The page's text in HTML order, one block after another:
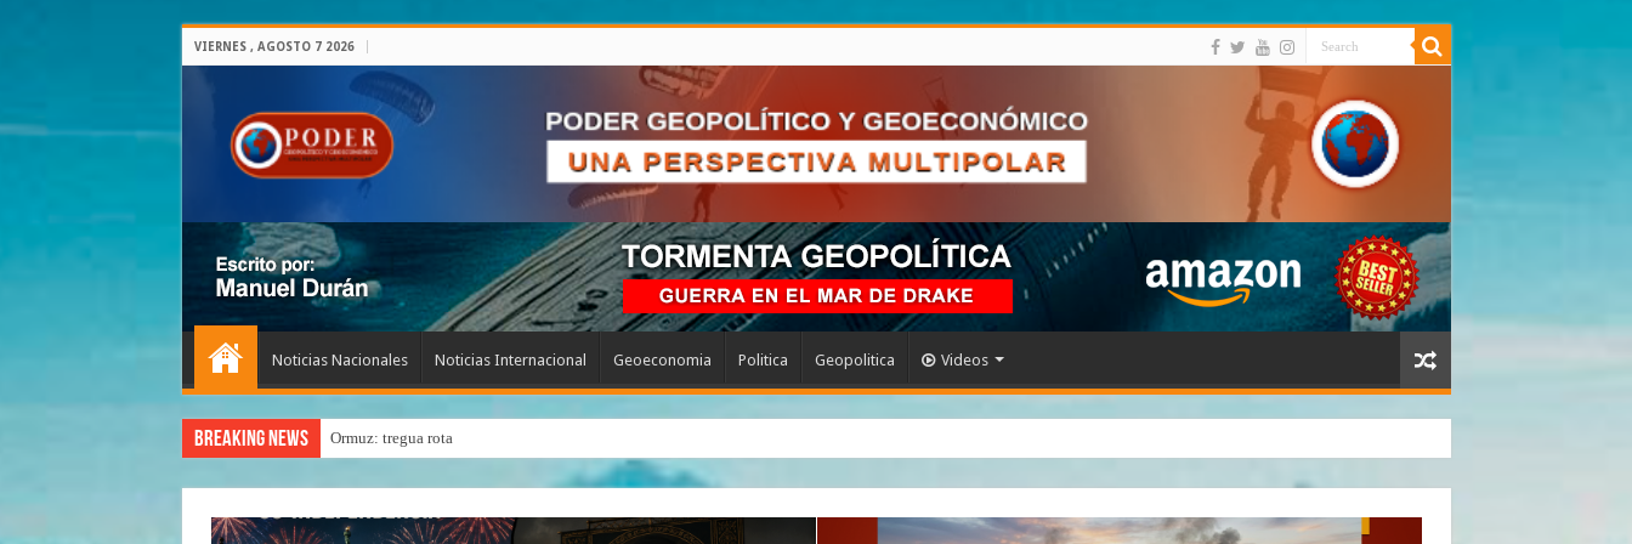
VIERNES , AGOSTO 7 2026
Noticias Nacionales Noticias Internacional Geoeconomia Politica Geopolitica Videos
Breaking News Ormuz: tregua rota